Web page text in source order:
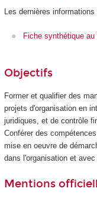
Les dernières
Fiche synthétique
Objectifs
Former et qualifier des
projets d'organisation en
juridiques, et de contrôle
Conférer des
mise en oeuvre de
dans l'organisation et
Mentions